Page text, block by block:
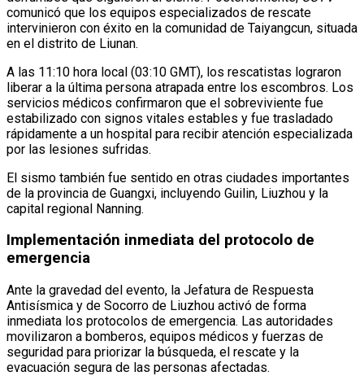
comunicó que los equipos especializados de rescate
intervinieron con éxito en la comunidad de Taiyangcun, situada
en el distrito de Liunan.
A las 11:10 hora local (03:10 GMT), los rescatistas lograron
liberar a la última persona atrapada entre los escombros. Los
servicios médicos confirmaron que el sobreviviente fue
estabilizado con signos vitales estables y fue trasladado
rápidamente a un hospital para recibir atención especializada
por las lesiones sufridas.
El sismo también fue sentido en otras ciudades importantes
de la provincia de Guangxi, incluyendo Guilin, Liuzhou y la
capital regional Nanning.
Implementación inmediata del protocolo de
emergencia
Ante la gravedad del evento, la Jefatura de Respuesta
Antisísmica y de Socorro de Liuzhou activó de forma
inmediata los protocolos de emergencia. Las autoridades
movilizaron a bomberos, equipos médicos y fuerzas de
seguridad para priorizar la búsqueda, el rescate y la
evacuación segura de las personas afectadas.